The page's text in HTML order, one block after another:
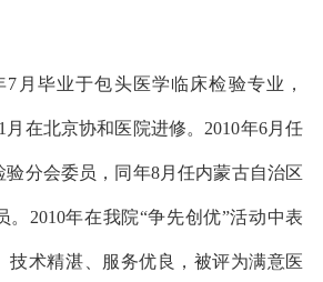
7月毕业于包头医学临床检验专业，
月在北京协和医院进修。2010年6月任
验分会委员，同年8月任内蒙古自治区
。2010年在我院“争先创优”活动中表
技术精湛、服务优良，被评为满意医